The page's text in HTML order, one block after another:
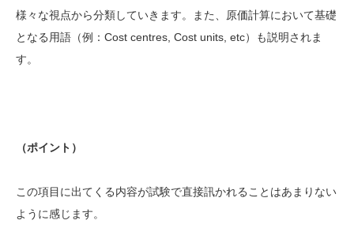
様々な視点から分類していきます。また、原価計算において基礎
となる用語（例：Cost centres, Cost units, etc）も説明されま
す。
（ポイント）
この項目に出てくる内容が試験で直接訊かれることはあまりない
ように感じます。